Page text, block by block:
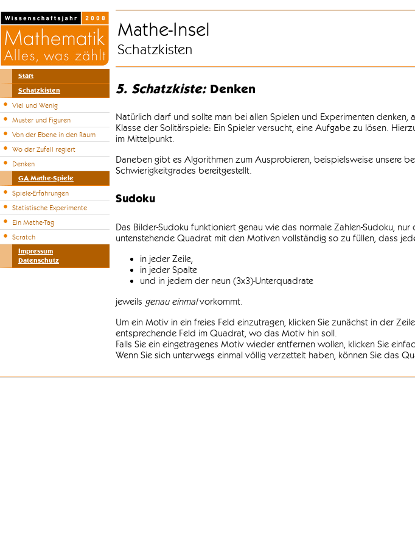
Start
Schatzkisten
Viel und Wenig
Muster und Figuren
Von der Ebene in den Raum
Wo der Zufall regiert
Denken
GA Mathe-Spiele
Spiele-Erfahrungen
Statistische Experimente
Ein Mathe-Tag
Scratch
Impressum
Datenschutz
Mathe-Insel
Schatzkisten
5. Schatzkiste:Denken
Natürlich darf und sollte man bei allen Spielen und Experimenten
Klasse der Solitärspiele: Ein Spieler versucht, eine Aufgabe zu lösen.
im Mittelpunkt.
Daneben gibt es Algorithmen zum Ausprobieren, beispielsweise unsere
Schwierigkeitgrades bereitgestellt.
Sudoku
Das Bilder-Sudoku funktioniert genau wie das normale Zahlen-Sudoku,
untenstehende Quadrat mit den Motiven vollständig so zu füllen, dass
in jeder Zeile,
in jeder Spalte
und in jedem der neun (3x3)-Unterquadrate
jeweils genau einmalvorkommt.
Um ein Motiv in ein freies Feld einzutragen, klicken Sie zunächst in der
entsprechende Feld im Quadrat, wo das Motiv hin soll.
Falls Sie ein eingetragenes Motiv wieder entfernen wollen, klicken Sie
Wenn Sie sich unterwegs einmal völlig verzettelt haben, können Sie das